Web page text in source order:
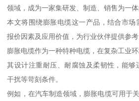
领域，成为一家集研发、制造、销售为一体
本文将围绕膨胀电缆这一产品，结合市场
报价因素及应用价值，为行业伙伴提供参考
膨胀电缆作为一种特种电缆，在复杂工业环
其设计注重耐压、耐腐蚀及柔韧性，能够
干扰等苛刻条件。
例如，在汽车制造领域，膨胀电缆可用于